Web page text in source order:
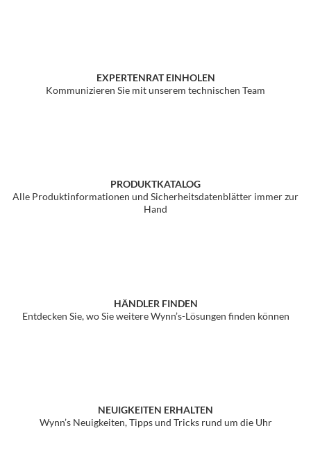
EXPERTENRAT EINHOLEN
Kommunizieren Sie mit unserem technischen Team
PRODUKTKATALOG
Alle Produktinformationen und Sicherheitsdatenblätter immer zur
Hand
HÄNDLER FINDEN
Entdecken Sie, wo Sie weitere Wynn’s-Lösungen finden können
NEUIGKEITEN ERHALTEN
Wynn’s Neuigkeiten, Tipps und Tricks rund um die Uhr